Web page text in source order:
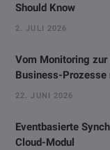
Should Know
2. JULI 2026
Vom Monitoring
Business-Prozesse
22. JUNI 2026
Eventbasierte
Cloud-Modul